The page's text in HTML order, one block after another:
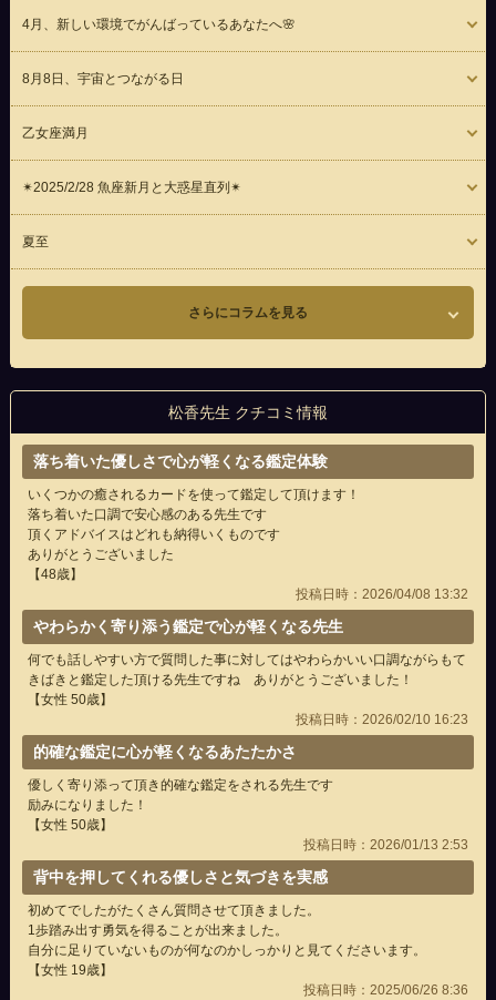
4月、新しい環境でがんばっているあなたへ🌸
8月8日、宇宙とつながる日
乙女座満月
✴︎2025/2/28 魚座新月と大惑星直列✴︎
夏至
さらにコラムを見る
松香先生 クチコミ情報
落ち着いた優しさで心が軽くなる鑑定体験
いくつかの癒されるカードを使って鑑定して頂けます！
落ち着いた口調で安心感のある先生です
頂くアドバイスはどれも納得いくものです
ありがとうございました
【48歳】
投稿日時：2026/04/08 13:32
やわらかく寄り添う鑑定で心が軽くなる先生
何でも話しやすい方で質問した事に対してはやわらかいい口調ながらもて
きばきと鑑定した頂ける先生ですね ありがとうございました！
【女性 50歳】
投稿日時：2026/02/10 16:23
的確な鑑定に心が軽くなるあたたかさ
優しく寄り添って頂き的確な鑑定をされる先生です
励みになりました！
【女性 50歳】
投稿日時：2026/01/13 2:53
背中を押してくれる優しさと気づきを実感
初めてでしたがたくさん質問させて頂きました。
1歩踏み出す勇気を得ることが出来ました。
自分に足りていないものが何なのかしっかりと見てくださいます。
【女性 19歳】
投稿日時：2025/06/26 8:36